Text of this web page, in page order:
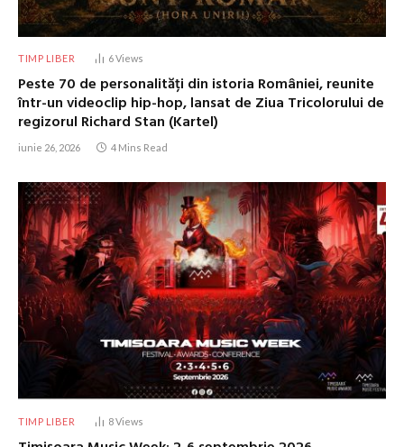
TIMP LIBER 6Views
Peste 70 de personalități din istoria României, reunite
într-un videoclip hip-hop, lansat de Ziua Tricolorului de
regizorul Richard Stan (Kartel)
iunie 26, 2026 4 Mins Read
TIMP LIBER 8Views